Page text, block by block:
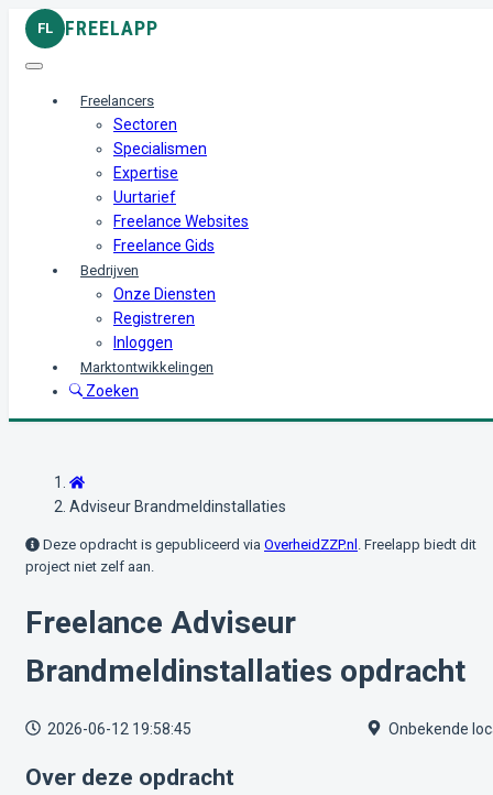
FL FREELAPP
Freelancers
Sectoren
Specialismen
Expertise
Uurtarief
Freelance Websites
Freelance Gids
Bedrijven
Onze Diensten
Registreren
Inloggen
Marktontwikkelingen
Zoeken
Adviseur Brandmeldinstallaties
Deze opdracht is gepubliceerd via OverheidZZP.nl . Freelapp biedt dit
project niet zelf aan.
Freelance Adviseur
Brandmeldinstallaties opdracht
2026-06-12 19:58:45 Onbekende
Over deze opdracht